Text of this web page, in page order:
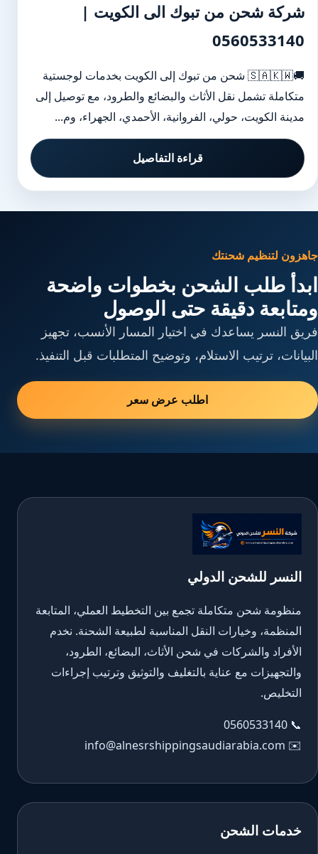
شركة شحن من تبوك الى الكويت |
0560533140
🚚🇸🇦🇰🇼 شحن من تبوك إلى الكويت بخدمات لوجستية
متكاملة تشمل نقل الأثاث والبضائع والطرود، مع توصيل إلى
مدينة الكويت، حولي، الفروانية، الأحمدي، الجهراء، وم...
قراءة التفاصيل
جاهزون لتنظيم شحنتك
ابدأ طلب الشحن بخطوات واضحة
ومتابعة دقيقة حتى الوصول
فريق النسر يساعدك في اختيار المسار الأنسب، تجهيز
البيانات، ترتيب الاستلام، وتوضيح المتطلبات قبل التنفيذ.
اطلب عرض سعر
النسر للشحن الدولي
منظومة شحن متكاملة تجمع بين التخطيط العملي، المتابعة
المنظمة، وخيارات النقل المناسبة لطبيعة الشحنة. نخدم
الأفراد والشركات في شحن الأثاث، البضائع، الطرود،
والتجهيزات مع عناية بالتغليف والتوثيق وترتيب إجراءات
التخليص.
📞
0560533140
✉️
info@alnesrshippingsaudiarabia.com
خدمات الشحن